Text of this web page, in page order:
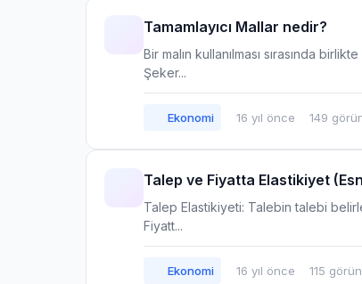
Tamamlayıcı Mallar nedir?
Bir malın kullanılması sırasında
Şeker...
Ekonomi 16 yıl önce 149
Talep ve Fiyatta Elastikiyet
Talep Elastikiyeti: Talebin talebi
Fiyatt...
Ekonomi 16 yıl önce 115